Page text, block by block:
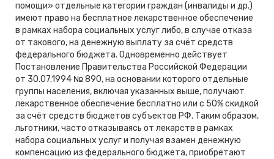
помощи» отдельные категории граждан (инвалиды и др.)
имеют право на бесплатное лекарственное обеспечение
в рамках набора социальных услуг либо, в случае отказа
от такового, на денежную выплату за счёт средств
федерального бюджета. Одновременно действует
Постановление Правительства Российской Федерации
от 30.07.1994 № 890, на основании которого отдельные
группы населения, включая указанных выше, получают
лекарственное обеспечение бесплатно или с 50% скидкой
за счёт средств бюджетов субъектов РФ. Таким образом,
льготники, часто отказываясь от лекарств в рамках
набора социальных услуг и получая взамен денежную
компенсацию из федерального бюджета, приобретают